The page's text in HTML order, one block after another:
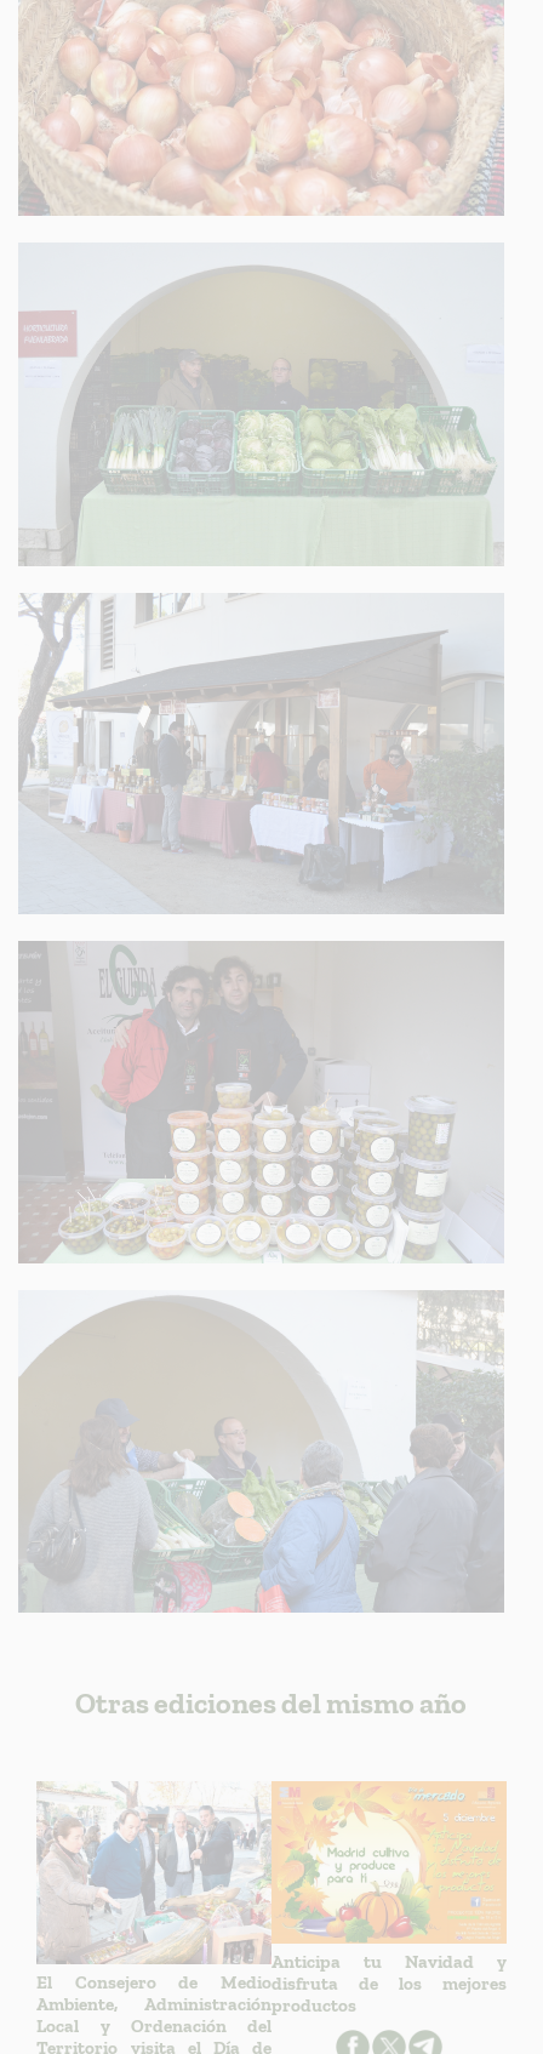
Otras ediciones del mismo año
El Consejero de Medio
Ambiente, Administración
Local y Ordenación del
Territorio visita el Día de
Anticipa tu Navidad y
disfruta de los mejores
productos